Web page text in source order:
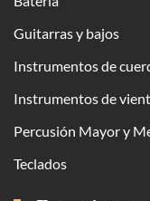
Guitarras y bajos
Instrumentos de
Instrumentos de
Percusión Mayor y
Teclados